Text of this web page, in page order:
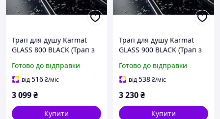
Трап для душу Karmat
GLASS 800 BLACK (Трап з
накладка чорне скло)
Готово до відправки
від516₴/міс
3 099₴
Купити
Трап для душу Karmat
GLASS 900 BLACK (Трап з
накладка чорне скло)
Готово до відправки
від538₴/міс
3 230₴
Купити